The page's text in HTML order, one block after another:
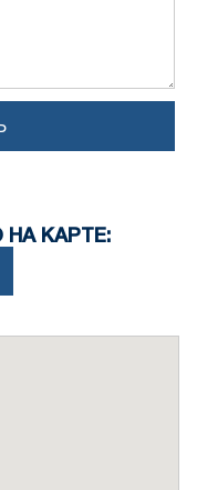
КАРТЕ: